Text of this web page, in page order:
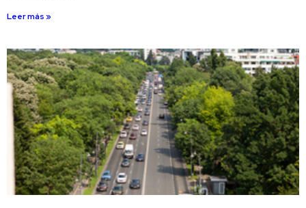
Leer más »